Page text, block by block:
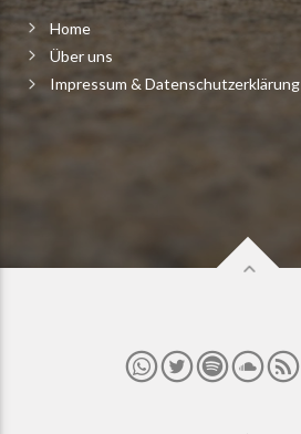
Home
Über uns
Impressum & Datenschutzerklärung